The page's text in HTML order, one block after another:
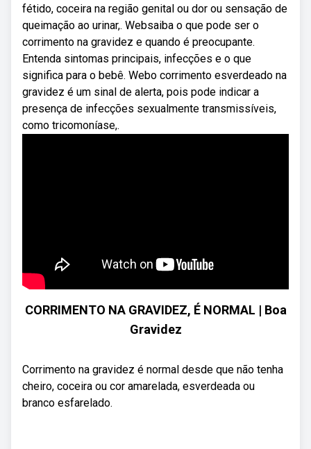
fétido, coceira na região genital ou dor ou sensação de
queimação ao urinar,. Websaiba o que pode ser o
corrimento na gravidez e quando é preocupante.
Entenda sintomas principais, infecções e o que
significa para o bebê. Webo corrimento esverdeado na
gravidez é um sinal de alerta, pois pode indicar a
presença de infecções sexualmente transmissíveis,
como tricomoníase,.
CORRIMENTO NA GRAVIDEZ, É NORMAL | Boa
Gravidez
Corrimento na gravidez é normal desde que não tenha
cheiro, coceira ou cor amarelada, esverdeada ou
branco esfarelado.